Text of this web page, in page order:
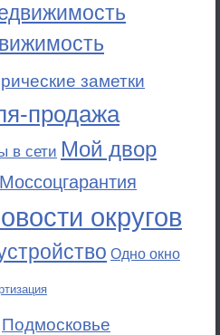
заметки
продажа
в сети Мой двор
Моссоцгарантия
округов
Одно окно
Подмосковье